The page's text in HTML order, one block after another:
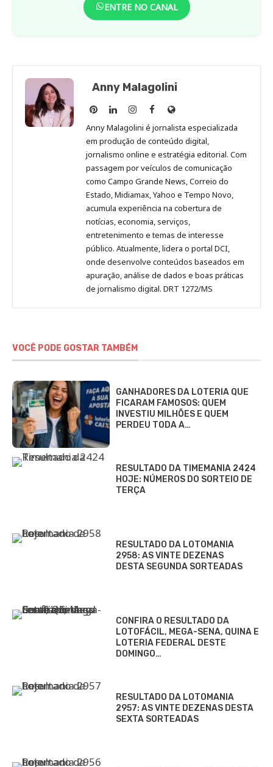
ENTRE NO CANAL
Anny Malagolini
Anny
Malagolini
no
Pinterest
Anny
Malagolini
no
LinkedIn
Anny
Malagolini
no
Instagram
Anny
Malagolini
no
Facebook
Site
de
Anny
Malagolini
Anny Malagolini é jornalista especializada
em produção de conteúdo digital,
jornalismo online e estratégia editorial. Com
passagem por veículos de comunicação
como Campo Grande News, Correio do
Estado, Midiamax, Yahoo e Tempo Novo,
acumula experiência na cobertura de
notícias, economia, serviços,
entretenimento e temas de interesse
público. Atualmente, lidera o portal DCI,
onde desenvolve conteúdos baseados em
apuração, análise de dados e boas práticas
de jornalismo digital. DRT 1272/MS
VOCÊ PODE GOSTAR TAMBÉM
GANHADORES DA LOTERIA QUE
FICARAM FAMOSOS: QUEM
INVESTIU MILHÕES E QUEM
PERDEU TODA A…
RESULTADO DA TIMEMANIA 2424
HOJE: NÚMEROS DO SORTEIO DE
TERÇA
RESULTADO DA LOTOMANIA
2958: AS VINTE DEZENAS
DESTA SEGUNDA SORTEADAS
CONFIRA O RESULTADO DA
LOTOFÁCIL, MEGA-SENA, QUINA E
LOTERIA FEDERAL DESTE
DOMINGO…
RESULTADO DA LOTOMANIA
2957: AS VINTE DEZENAS DESTA
SEXTA SORTEADAS